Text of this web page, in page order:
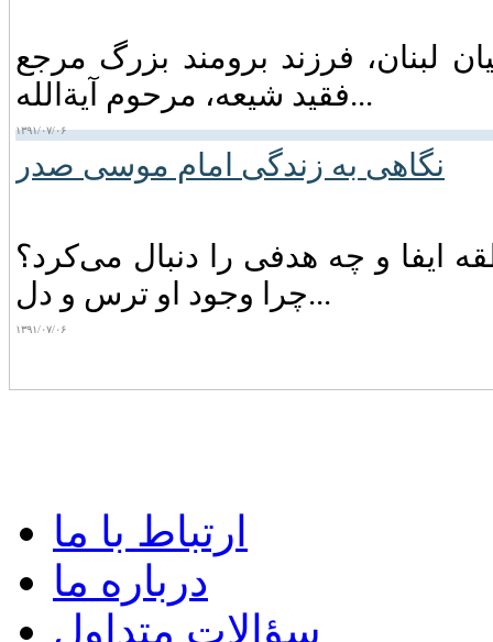
لبنان‏، فرزند برومند بزرگ مرجع
فقید شیعه‏، مرحوم آیةالله...
۱۳۹۱/۰۷/۰۶
نگاهی به زندگی امام موسی صدر
و چه‌ هدفی‌ را دنبال‌ می‌کرد؟
چرا وجود او ترس‌ و دل...
۱۳۹۱/۰۷/۰۶
ارتباط با ما
درباره ما
سؤالات متداول